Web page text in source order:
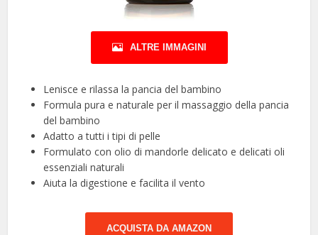
ALTRE IMMAGINI
Lenisce e rilassa la pancia del bambino
Formula pura e naturale per il massaggio della pancia
del bambino
Adatto a tutti i tipi di pelle
Formulato con olio di mandorle delicato e delicati oli
essenziali naturali
Aiuta la digestione e facilita il vento
ACQUISTA DA AMAZON